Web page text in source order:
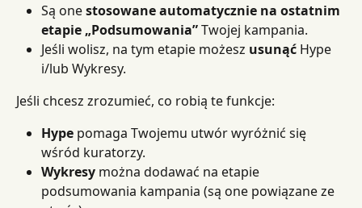
Są one stosowane automatycznie na ostatnim
etapie „Podsumowania” Twojej kampania.
Jeśli wolisz, na tym etapie możesz usunąć Hype
i/lub Wykresy.
Jeśli chcesz zrozumieć, co robią te funkcje:
Hype pomaga Twojemu utwór wyróżnić się
wśród kuratorzy.
Wykresy można dodawać na etapie
podsumowania kampania (są one powiązane ze